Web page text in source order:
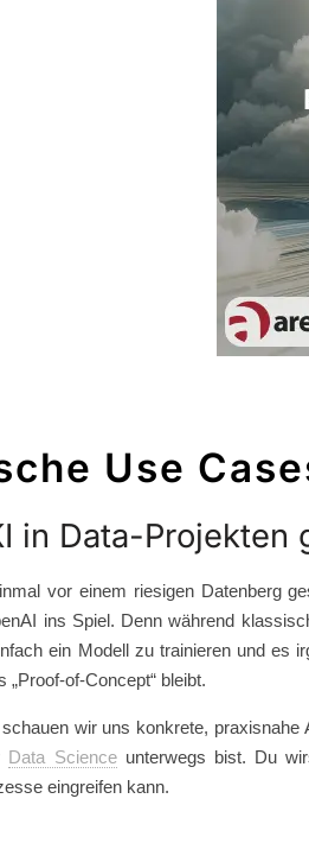
Use
in Data-
vor einem riesigen Datenberg
ins Spiel. Denn während
ein Modell zu trainieren und es
„Proof-of-Concept“ bleibt.
wir uns konkrete,
Data Scienceunterwegs bist. Du
eingreifen kann.